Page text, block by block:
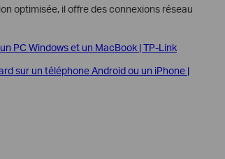
optimisée, il offre des connexions réseau
PC Windows et un MacBook | TP-Link
sur un téléphone Android ou un iPhone |